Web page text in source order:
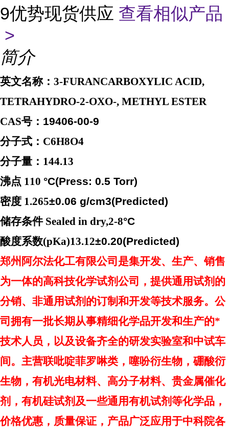
9优势现货供应 查看相似产品
>
简介
英文名称： 3-FURANCARBOXYLIC ACID,
TETRAHYDRO-2-OXO-, METHYL ESTER
CAS号： 19406-00-9
分子式： C6H8O4
分子量： 144.13
沸点 110 °C(Press: 0.5 Torr)
密度 1.265±0.06 g/cm3(Predicted)
储存条件Sealed in dry,2-8°C
酸度系数(pKa)13.12±0.20(Predicted)
郑州阿尔法化工有限公司是集开发、生产、销售
为一体的高科技化学试剂公司，提供通用试剂的
分销、非通用试剂的订制和开发等技术服务。公
司拥有一批长期从事精细化学品开发和生产的*
技术人员，以及设备齐全的研发实验室和中试车
间。主营联吡啶菲罗啉类，噻吩衍生物，硼酸衍
生物，有机光电材料、高分子材料、贵金属催化
剂，有机硅试剂及一些通用有机试剂等化学品，
价格优惠，质量保证，产品广泛应用于中科院各